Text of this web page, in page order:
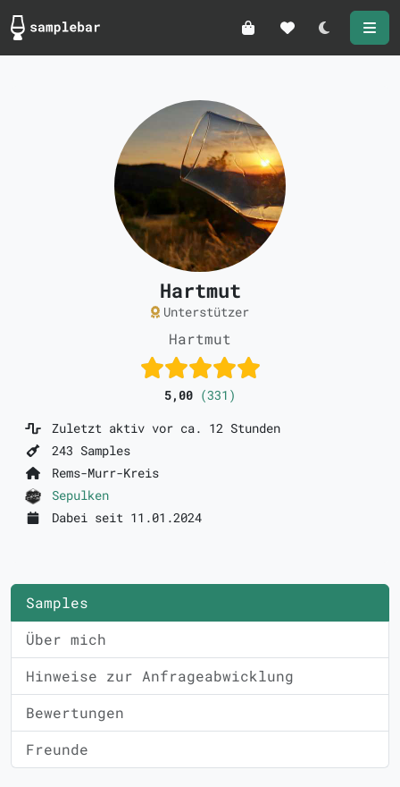
Darkmode
Hartmut
Unterstützer
Hartmut
5,00 (331)
Zuletzt aktiv vor ca. 12 Stunden
243 Samples
Rems-Murr-Kreis
Sepulken
Dabei seit 11.01.2024
Samples
Über mich
Hinweise zur Anfrageabwicklung
Bewertungen
Freunde